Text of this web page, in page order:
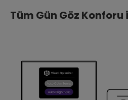
Tüm Gün Göz Konforu